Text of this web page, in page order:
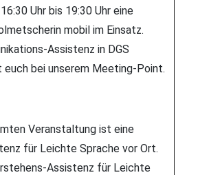
Uhr bis 19:30 Uhr eine
mobil im Einsatz.
Assistenz in DGS
bei unserem Meeting-Point.
Veranstaltung ist eine
für Leichte Sprache vor Ort.
Assistenz für Leichte